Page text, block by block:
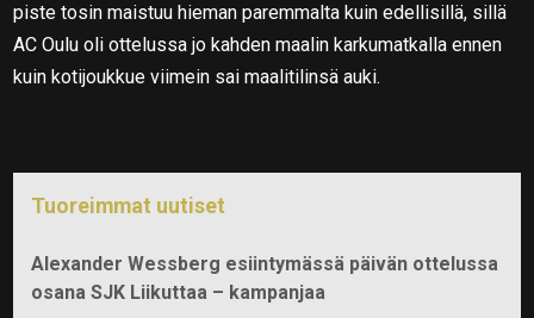
piste tosin maistuu hieman paremmalta kuin edellisillä, sillä
AC Oulu oli ottelussa jo kahden maalin karkumatkalla ennen
kuin kotijoukkue viimein sai maalitilinsä auki.
Tuoreimmat uutiset
Alexander Wessberg esiintymässä päivän ottelussa
osana SJK Liikuttaa – kampanjaa